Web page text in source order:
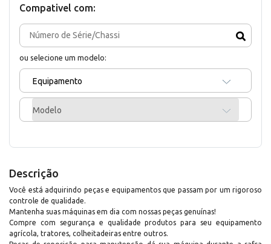
Compativel com:
ou selecione um modelo:
Equipamento
Modelo
Descrição
Você está adquirindo peças e equipamentos que passam por um rigoroso
controle de qualidade.
Mantenha suas máquinas em dia com nossas peças genuínas!
Compre com segurança e qualidade produtos para seu equipamento
agrícola, tratores, colheitadeiras entre outros.